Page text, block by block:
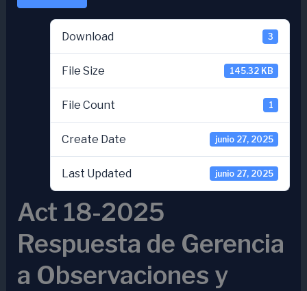
Download 3
File Size 145.32 KB
File Count 1
Create Date junio 27, 2025
Last Updated junio 27, 2025
Act 18-2025
Respuesta de Gerencia
a Observaciones y